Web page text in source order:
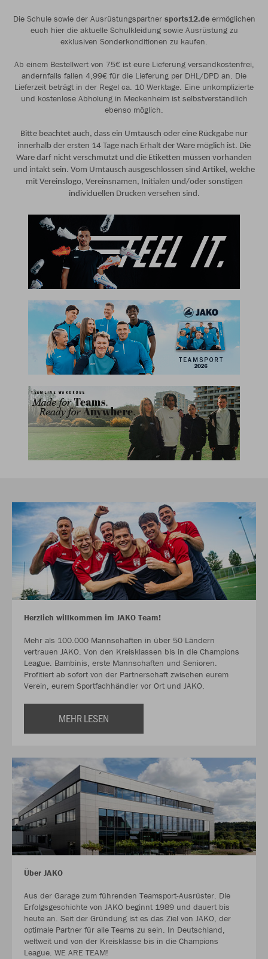
Die Schule sowie der Ausrüstungspartner sports12.deermöglichen
euch hier die aktuelle Schulkleidung sowie Ausrüstung zu
exklusiven Sonderkonditionen zu kaufen.
Ab einem Bestellwert von 75€ ist eure Lieferung versandkostenfrei,
andernfalls fallen 4,99€ für die Lieferung per DHL/DPD an. Die
Lieferzeit beträgt in der Regel ca. 10 Werktage. Eine unkomplizierte
und kostenlose Abholung in Meckenheim ist selbstverständlich
ebenso möglich.
Bitte beachtet auch, dass ein Umtausch oder eine Rückgabe nur
innerhalb der ersten 14 Tage nach Erhalt der Ware möglich ist. Die
Ware darf nicht verschmutzt und die Etiketten müssen vorhanden
und intakt sein. Vom Umtausch ausgeschlossen sind Artikel, welche
mit Vereinslogo, Vereinsnamen, Initialen und/oder sonstigen
individuellen Drucken versehen sind.
Herzlich willkommen im JAKO Team!
Mehr als 100.000 Mannschaften in über 50 Ländern
vertrauen JAKO. Von den Kreisklassen bis in die Champions
League. Bambinis, erste Mannschaften und Senioren.
Profitiert ab sofort von der Partnerschaft zwischen eurem
Verein, eurem Sportfachhändler vor Ort und JAKO.
MEHR LESEN
Über JAKO
Aus der Garage zum führenden Teamsport-Ausrüster. Die
Erfolgsgeschichte von JAKO beginnt 1989 und dauert bis
heute an. Seit der Gründung ist es das Ziel von JAKO, der
optimale Partner für alle Teams zu sein. In Deutschland,
weltweit und von der Kreisklasse bis in die Champions
League. WE ARE TEAM!